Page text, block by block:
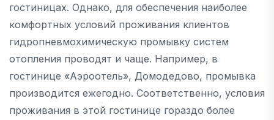
гостиницах. Однако, для обеспечения наиболее
комфортных условий проживания клиентов
гидропневмохимическую промывку систем
отопления проводят и чаще. Например, в
гостинице «Аэроотель», Домодедово, промывка
производится ежегодно. Соответственно, условия
проживания в этой гостинице гораздо более